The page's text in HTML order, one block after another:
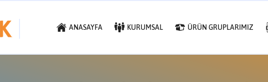
ANASAYFA KURUMSAL ÜRÜN GRUPLARIMIZ